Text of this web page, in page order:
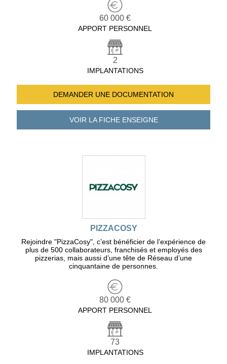
60 000 €
APPORT PERSONNEL
2
IMPLANTATIONS
DEMANDER UNE DOCUMENTATION
VOIR LA FICHEENSEIGNE
PIZZACOSY
Rejoindre "PizzaCosy", c’est bénéficier de l’expérience de
plus de 500 collaborateurs, franchisés et employés des
pizzerias, mais aussi d’une tête de Réseau d’une
cinquantaine de personnes.
80 000 €
APPORT PERSONNEL
73
IMPLANTATIONS